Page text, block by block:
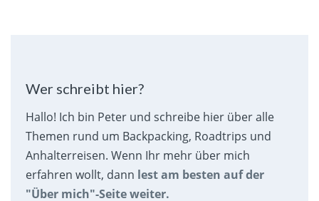
Wer schreibt hier?
Hallo! Ich bin Peter und schreibe hier über alle
Themen rund um Backpacking, Roadtrips und
Anhalterreisen. Wenn Ihr mehr über mich
erfahren wollt, dann lest am besten auf der
"Über mich"-Seite weiter.